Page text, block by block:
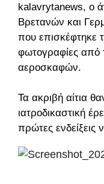
kalavrytanews, ο
Βρετανών και
που επισκέφτηκε
φωτογραφίες από
αεροσκαφών.
Τα ακριβή αίτια
ιατροδικαστική
πρώτες ενδείξεις